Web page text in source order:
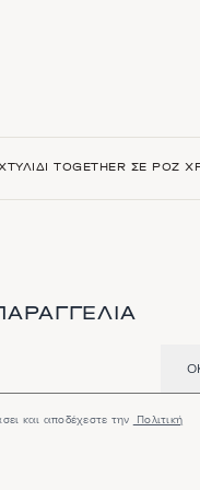
TOGETHER ΣΕ ΡΟΖ
και αποδέχεστε την
Πολιτική